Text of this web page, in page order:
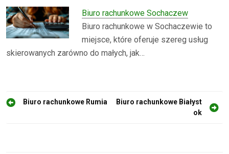
Biuro rachunkowe Sochaczew
Biuro rachunkowe w Sochaczewie to
miejsce, które oferuje szereg usług
skierowanych zarówno do małych, jak…
N
Biuro rachunkowe Rumia
Biuro rachunkowe Białyst
ok